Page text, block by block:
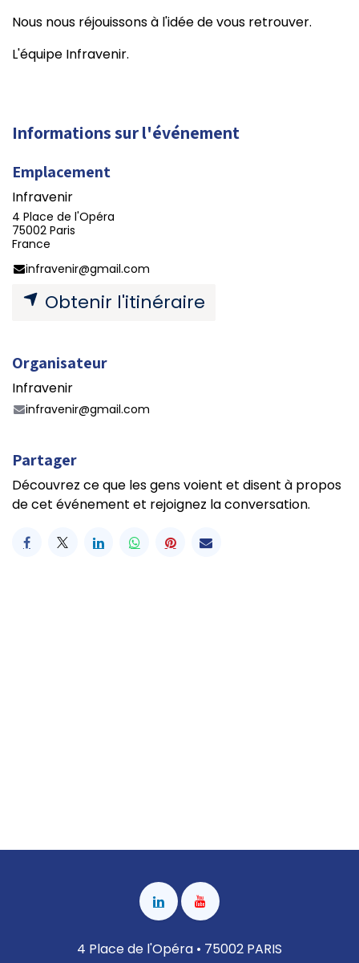
Nous nous réjouissons à l'idée de vous retrouver.
L'équipe Infravenir.
Informations sur l'événement
Emplacement
Infravenir
4 Place de l'Opéra
75002 Paris
France
infravenir@gmail.com
Obtenir l'itinéraire
Organisateur
Infravenir
infravenir@gmail.com
Partager
Découvrez ce que les gens voient et disent à propos
de cet événement et rejoignez la conversation.
4 Place de l'Opéra • 75002 PARIS